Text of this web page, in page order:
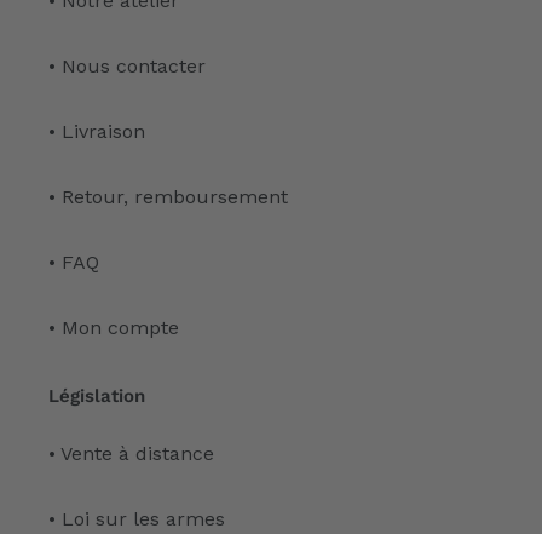
• Nous contacter
• Livraison
• Retour, remboursement
• FAQ
• Mon compte
Législation
• Vente à distance
• Loi sur les armes